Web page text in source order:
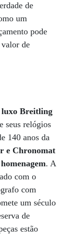
de
um
pode
de
luxo Breitling
seus relógios
140 anos da
e Chronomat
. A
com o
com
um século
de
estão